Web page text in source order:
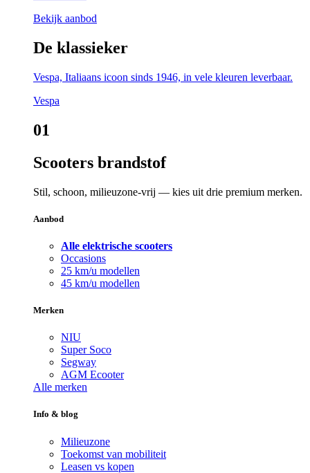
Bekijk aanbod
De klassieker
Vespa, Italiaans icoon sinds 1946, in vele kleuren leverbaar.
Vespa
01
Scooters brandstof
Stil, schoon, milieuzone-vrij — kies uit drie premium merken.
Aanbod
Alle elektrische scooters
Occasions
25 km/u modellen
45 km/u modellen
Merken
NIU
Super Soco
Segway
AGM Ecooter
Alle merken
Info & blog
Milieuzone
Toekomst van mobiliteit
Leasen vs kopen